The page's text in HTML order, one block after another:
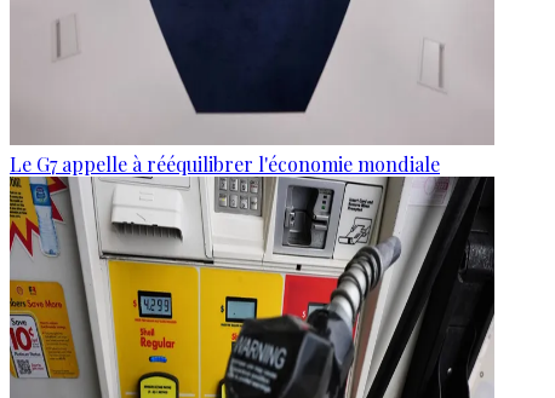
Le G7 appelle à rééquilibrer l'économie mondiale